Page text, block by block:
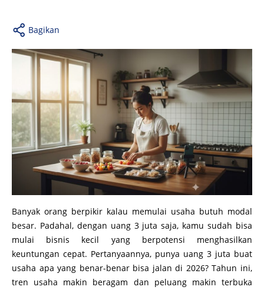
Bagikan
Banyak orang berpikir kalau memulai usaha butuh modal
besar. Padahal, dengan uang 3 juta saja, kamu sudah bisa
mulai bisnis kecil yang berpotensi menghasilkan
keuntungan cepat. Pertanyaannya, punya uang 3 juta buat
usaha apa yang benar-benar bisa jalan di 2026? Tahun ini,
tren usaha makin beragam dan peluang makin terbuka